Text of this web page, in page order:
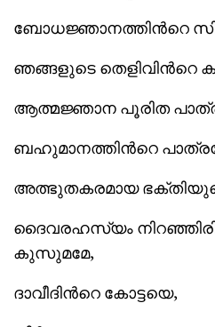
ബോധജ്ഞാനത്തിന്‍റെ
ഞങ്ങളുടെ തെളിവിന്‍റെ
ആത്മജ്ഞാന പൂരിത
ബഹുമാനത്തിന്‍റെ
അത്ഭുതകരമായ
ദൈവരഹസ്യം
കുസുമമേ,
ദാവീദിന്‍റെ കോട്ടയെ,